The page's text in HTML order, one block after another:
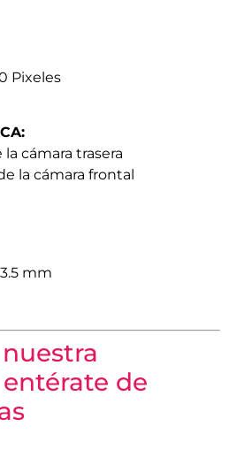
Pixeles
cámara trasera
la cámara frontal
mm
de